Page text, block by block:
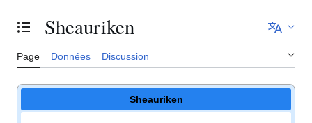
Basculer la table des matières
Sheauriken
Page Données Discussion
Sheauriken